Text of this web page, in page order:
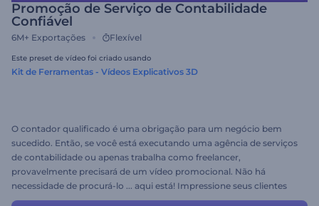
Promoção de Serviço de Contabilidade
Confiável
6M+ Exportações Flexível
Este preset de vídeo foi criado usando
Kit de Ferramentas - Vídeos Explicativos 3D
O contador qualificado é uma obrigação para um negócio bem
sucedido. Então, se você está executando uma agência de serviços
de contabilidade ou apenas trabalha como freelancer,
provavelmente precisará de um vídeo promocional. Não há
necessidade de procurá-lo ... aqui está! Impressione seus clientes
com a variedade de cenas coloridas e música cativante. Adicione